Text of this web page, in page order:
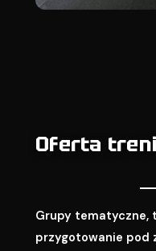
Oferta
Grupy tematyczne,
przygotowanie pod